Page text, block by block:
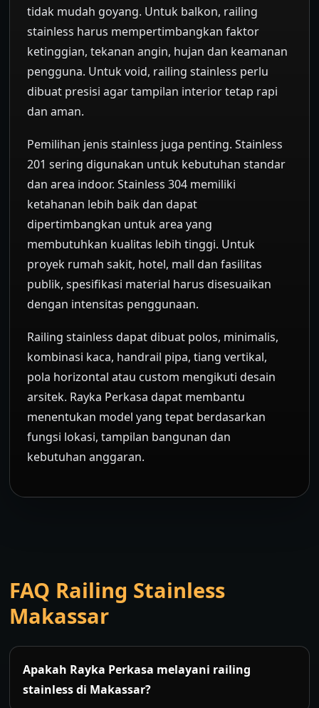
tidak mudah goyang. Untuk balkon, railing
stainless harus mempertimbangkan faktor
ketinggian, tekanan angin, hujan dan keamanan
pengguna. Untuk void, railing stainless perlu
dibuat presisi agar tampilan interior tetap rapi
dan aman.
Pemilihan jenis stainless juga penting. Stainless
201 sering digunakan untuk kebutuhan standar
dan area indoor. Stainless 304 memiliki
ketahanan lebih baik dan dapat
dipertimbangkan untuk area yang
membutuhkan kualitas lebih tinggi. Untuk
proyek rumah sakit, hotel, mall dan fasilitas
publik, spesifikasi material harus disesuaikan
dengan intensitas penggunaan.
Railing stainless dapat dibuat polos, minimalis,
kombinasi kaca, handrail pipa, tiang vertikal,
pola horizontal atau custom mengikuti desain
arsitek. Rayka Perkasa dapat membantu
menentukan model yang tepat berdasarkan
fungsi lokasi, tampilan bangunan dan
kebutuhan anggaran.
FAQ Railing Stainless
Makassar
Apakah Rayka Perkasa melayani railing
stainless di Makassar?